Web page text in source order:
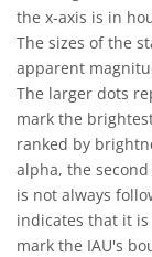
the x-axis is in
The sizes of the
apparent
The larger dots
mark the
ranked by
alpha, the
is not always
indicates that it
mark the IAU's